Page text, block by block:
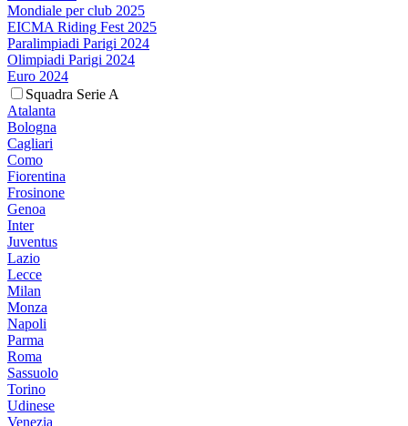
Mondiale per club 2025
EICMA Riding Fest 2025
Paralimpiadi Parigi 2024
Olimpiadi Parigi 2024
Euro 2024
Squadra Serie A
Atalanta
Bologna
Cagliari
Como
Fiorentina
Frosinone
Genoa
Inter
Juventus
Lazio
Lecce
Milan
Monza
Napoli
Parma
Roma
Sassuolo
Torino
Udinese
Venezia